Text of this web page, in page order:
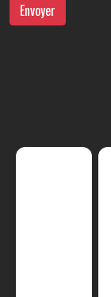
Envoyer